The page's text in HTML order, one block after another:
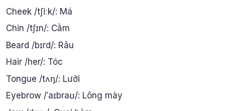
Cheek /tʃiːk/: Má
Chin /tʃɪn/: Cằm
Beard /bɪrd/: Râu
Hair /her/: Tóc
Tongue /tʌŋ/: Lưỡi
Eyebrow /ˈaɪbraʊ/: Lông mày